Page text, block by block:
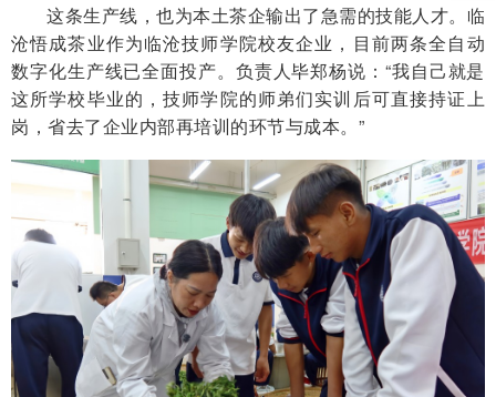
这条生产线，也为本土茶企输出了急需的技能人才。临
沧悟成茶业作为临沧技师学院校友企业，目前两条全自动
数字化生产线已全面投产。负责人毕郑杨说：“我自己就是
这所学校毕业的，技师学院的师弟们实训后可直接持证上
岗，省去了企业内部再培训的环节与成本。”